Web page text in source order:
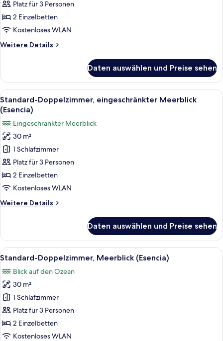
(Esencia)
anzeigen
Platz für 3 Personen
2 Einzelbetten
Kostenloses WLAN
Weitere Details
Weitere
Doppelzimmer
(Esencia)
Daten auswählen und Preise sehen
Alle
Fotos
für
Standard-
Doppelzimmer,
eingeschränkter
Meerblick
(Esencia)
anzeigen
Standard-Doppelzimmer,
2
Standard-Doppelzimmer, eingeschränkter Meerblick
(Esencia)
Eingeschränkter Meerblick
30 m²
1 Schlafzimmer
Platz für 3 Personen
2 Einzelbetten
Kostenloses WLAN
Weitere Details
Weitere
Doppelzimmer,
eingeschränkter
Meerblick
Daten auswählen und Preise sehen
Alle
Fotos
für
Standard-
Doppelzimmer,
Meerblick
(Esencia)
anzeigen
Minibar, Zimmersafe, Schreibtisch,
2
Standard-Doppelzimmer, Meerblick (Esencia)
Blick auf den Ozean
30 m²
1 Schlafzimmer
Platz für 3 Personen
2 Einzelbetten
Kostenloses WLAN